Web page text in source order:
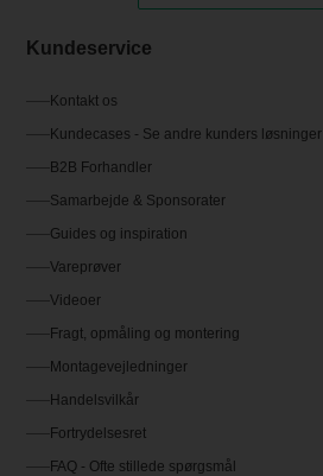
Kundeservice
Kontakt os
Kundecases - Se andre kunders løsninger
B2B Forhandler
Samarbejde & Sponsorater
Guides og inspiration
Vareprøver
Videoer
Fragt, opmåling og montering
Montagevejledninger
Handelsvilkår
Fortrydelsesret
FAQ - Ofte stillede spørgsmål